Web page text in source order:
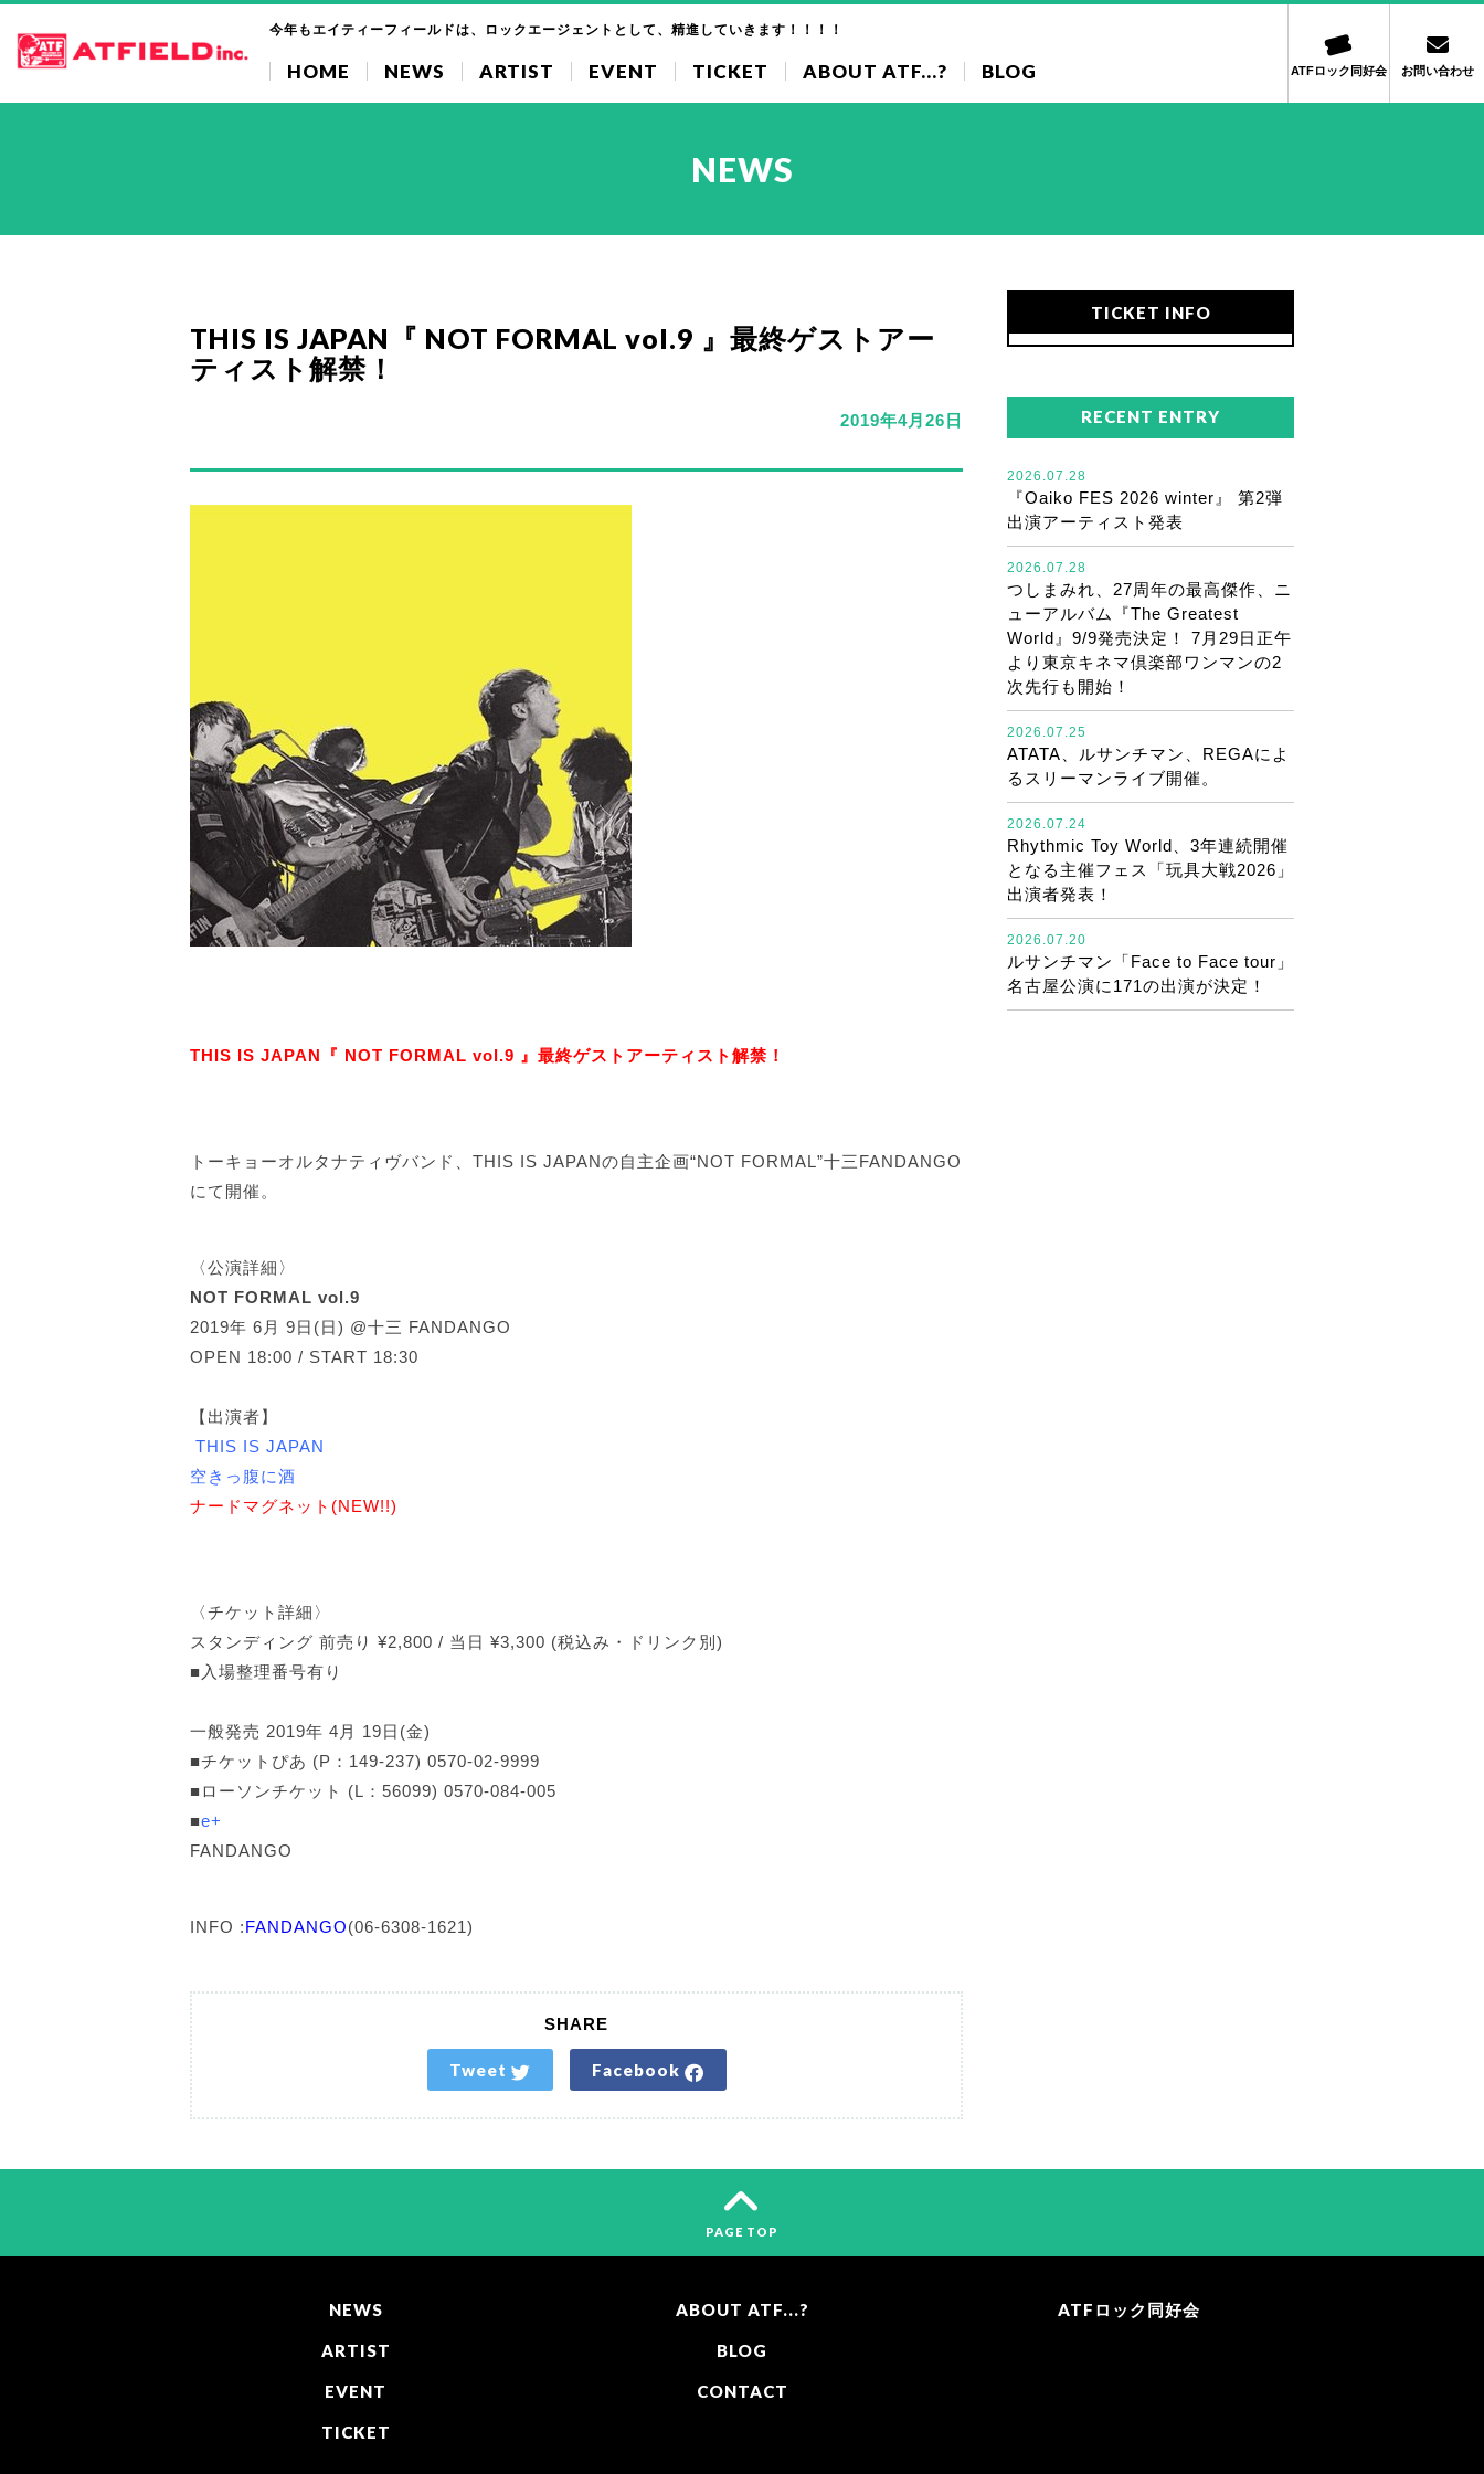
今年もエイティーフィールドは、ロックエージェントとして、精進していきます！！！！
HOME NEWS ARTIST EVENT TICKET ABOUT ATF...? BLOG ATFロック同好会 お問い合わせ
NEWS
THIS IS JAPAN『 NOT FORMAL vol.9 』最終ゲストアー
ティスト解禁！
2019年4月26日
THIS IS JAPAN『 NOT FORMAL vol.9 』最終ゲストアーティスト解禁！
トーキョーオルタナティヴバンド、THIS IS JAPANの自主企画“NOT FORMAL”十三FANDANGO
にて開催。
〈公演詳細〉
NOT FORMAL vol.9
2019年 6月 9日(日) @十三 FANDANGO
OPEN 18:00 / START 18:30
【出演者】
THIS IS JAPAN
空きっ腹に酒
ナードマグネット (NEW!!)
〈チケット詳細〉
スタンディング 前売り ¥2,800 / 当日 ¥3,300 (税込み・ドリンク別)
■入場整理番号有り
一般発売 2019年 4月 19日(金)
■チケットぴあ (P：149-237) 0570-02-9999
■ローソンチケット (L：56099) 0570-084-005
■e+
FANDANGO
INFO :FANDANGO(06-6308-1621)
SHARE
Tweet Facebook
TICKET INFO
RECENT ENTRY
2026.07.28
『Oaiko FES 2026 winter』 第2弾
出演アーティスト発表
2026.07.28
つしまみれ、27周年の最高傑作、ニ
ューアルバム『The Greatest
World』9/9発売決定！ 7月29日正午
より東京キネマ倶楽部ワンマンの2
次先行も開始！
2026.07.25
ATATA、ルサンチマン、REGAによ
るスリーマンライブ開催。
2026.07.24
Rhythmic Toy World、3年連続開催
となる主催フェス「玩具大戦2026」
出演者発表！
2026.07.20
ルサンチマン「Face to Face tour」
名古屋公演に171の出演が決定！
PAGE TOP
NEWS
ARTIST
EVENT
TICKET
ABOUT ATF...?
BLOG
CONTACT
ATFロック同好会